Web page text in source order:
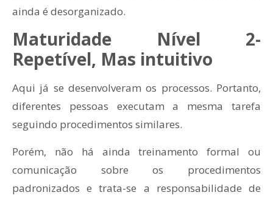
ainda é desorganizado.
Maturidade Nível 2-
Repetível, Mas intuitivo
Aqui já se desenvolveram os processos. Portanto,
diferentes pessoas executam a mesma tarefa
seguindo procedimentos similares.
Porém, não há ainda treinamento formal ou
comunicação sobre os procedimentos
padronizados e trata-se a responsabilidade de